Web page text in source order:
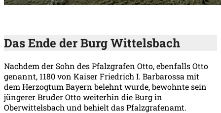
Das Ende der Burg Wittelsbach
Nachdem der Sohn des Pfalzgrafen Otto, ebenfalls Otto
genannt, 1180 von Kaiser Friedrich I. Barbarossa mit
dem Herzogtum Bayern belehnt wurde, bewohnte sein
jüngerer Bruder Otto weiterhin die Burg in
Oberwittelsbach und behielt das Pfalzgrafenamt.